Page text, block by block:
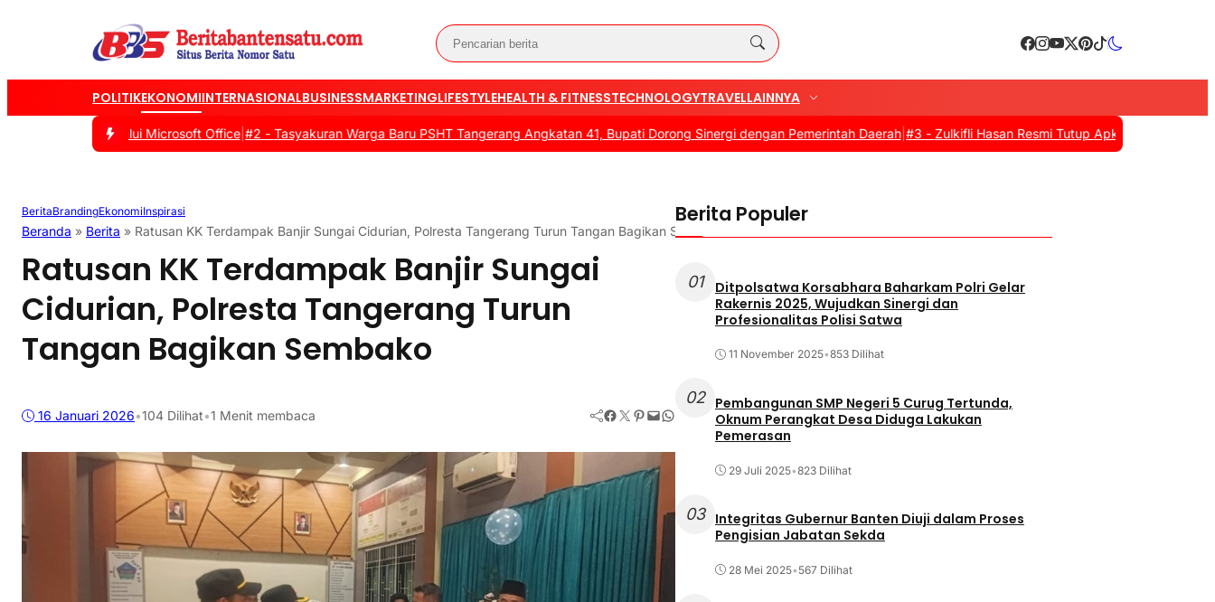
POLITIKEKONOMIINTERNASIONALBUSINESSMARKETINGLIFESTYLEHEALTH & FITNESSTECHNOLOGYTRAVELLAINNYA
Siswa melalui Microsoft Office|#2 -Tasyakuran Warga Baru PSHT Tangerang Angkatan 41, Bupati Dorong Sinergi dengan Pemerintah Daerah |#3 -Zulkifli Hasan Resmi Tutup Apkasi Otonomi Expo
BeritaBrandingEkonomiInspirasi
Beranda » Berita » Ratusan KK Terdampak Banjir Sungai Cidurian, Polresta Tangerang Turun Tangan Bagikan Sembako
Ratusan KK Terdampak Banjir Sungai
Cidurian, Polresta Tangerang Turun
Tangan Bagikan Sembako
16 Januari 2026•104 Dilihat•1 Menit membaca Facebook Twitter Pinterest Mail WhatsApp
Berita Populer
01
Ditpolsatwa Korsabhara Baharkam Polri Gelar
Rakernis 2025, Wujudkan Sinergi dan
Profesionalitas Polisi Satwa
11 November 2025•853 Dilihat
02
Pembangunan SMP Negeri 5 Curug Tertunda,
Oknum Perangkat Desa Diduga Lakukan
Pemerasan
29 Juli 2025•823 Dilihat
03
Integritas Gubernur Banten Diuji dalam Proses
Pengisian Jabatan Sekda
28 Mei 2025• 567 Dilihat